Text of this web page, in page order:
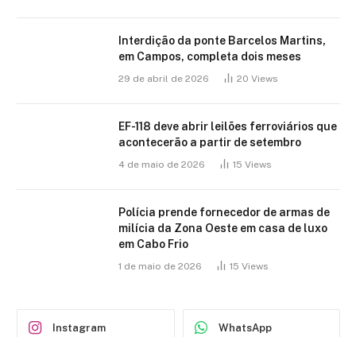
Interdição da ponte Barcelos Martins,
em Campos, completa dois meses
29 de abril de 2026 20 Views
EF-118 deve abrir leilões ferroviários que
acontecerão a partir de setembro
4 de maio de 2026 15 Views
Polícia prende fornecedor de armas de
milícia da Zona Oeste em casa de luxo
em Cabo Frio
1 de maio de 2026 15 Views
Instagram WhatsApp